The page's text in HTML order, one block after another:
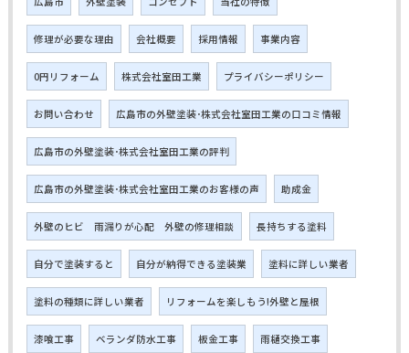
修理が必要な理由 会社概要 採用情報 事業内容
0円リフォーム 株式会社室田工業 プライバシーポリシー
お問い合わせ 広島市の外壁塗装･株式会社室田工業の口コミ情報
広島市の外壁塗装･株式会社室田工業の評判
広島市の外壁塗装･株式会社室田工業のお客様の声 助成金
外壁のヒビ 雨漏りが心配 外壁の修理相談 長持ちする塗料
自分で塗装すると 自分が納得できる塗装業 塗料に詳しい業者
塗料の種類に詳しい業者 リフォームを楽しもう!外壁と屋根
漆喰工事 ベランダ防水工事 板金工事 雨樋交換工事